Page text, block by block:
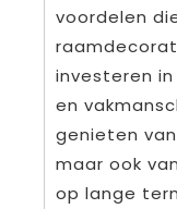
voordelen
investeren
en
genieten
maar ook
op lange